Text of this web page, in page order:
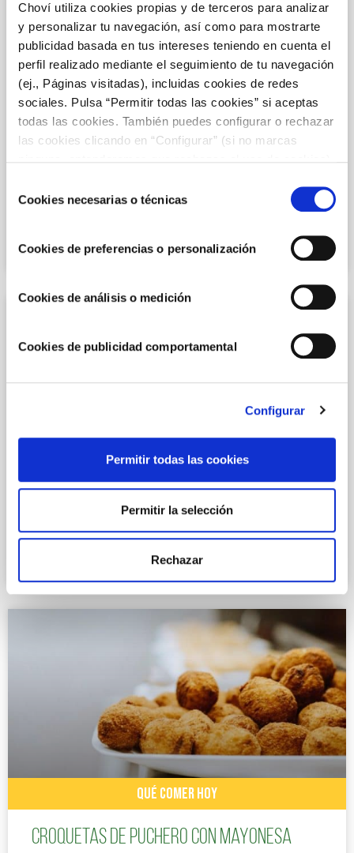
Choví utiliza cookies propias y de terceros para analizar
y personalizar tu navegación, así como para mostrarte
publicidad basada en tus intereses teniendo en cuenta el
perfil realizado mediante el seguimiento de tu navegación
(ej., Páginas visitadas), incluidas cookies de redes
sociales. Pulsa “Permitir todas las cookies” si aceptas
todas las cookies. También puedes configurar o rechazar
las cookies clicando en “Configurar” (si no marcas
COOKIES.
deCookies necesarias o técnicas
Cookies de preferencias o personalización
Cookies de análisis o medición
Cookies de publicidad comportamental
Configurar
Permitir todas las cookies
Permitir la selección
Rechazar
Empanada de carne con salsa de tomate
natural
RECETAS AL HORNO
Zanahorias al horno con guacamole
cocinadas como un chef gourmet
QUÉ COMER HOY
Croquetas de puchero con Mayonesa